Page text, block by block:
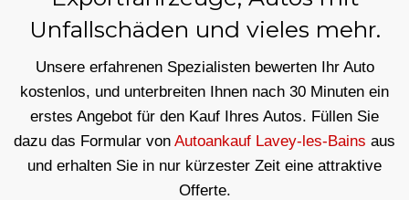
Unfallschäden und vieles mehr.
Unsere erfahrenen Spezialisten bewerten Ihr Auto
kostenlos, und unterbreiten Ihnen nach 30 Minuten ein
erstes Angebot für den Kauf Ihres Autos. Füllen Sie
dazu das Formular von Autoankauf Lavey-les-Bains aus
und erhalten Sie in nur kürzester Zeit eine attraktive
Offerte.